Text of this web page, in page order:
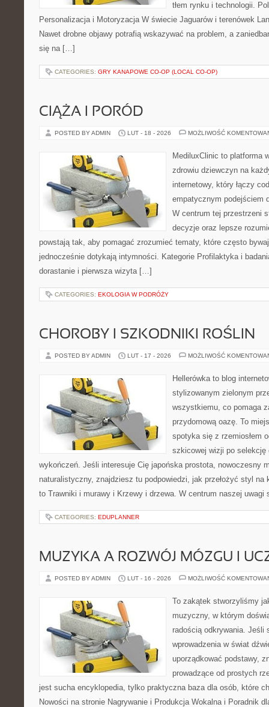
tłem rynku i technologii.
Personalizacja i Motoryzacja W świecie Jaguarów i terenówek
Nawet drobne objawy potrafią wskazywać na problem, a
się na […]
CATEGORIES: GRY KANAPOWE CO-OP (LOCAL CO-OP)
CIĄŻA I PORÓD
POSTED BY ADMIN LUT - 18 - 2026 MOŻLIWOŚĆ
MediluxClinic to platforma
zdrowiu dziewczyn na
internetowy, który łączy
empatycznym podejściem
W centrum tej przestrzeni
decyzje oraz lepsze
powstają tak, aby pomagać zrozumieć tematy, które często
jednocześnie dotykają intymności. Kategorie Profilaktyka i
dorastanie i pierwsza wizyta […]
CATEGORIES: EKOLOGIA W PODRÓŻY
CHOROBY I SZKODNIKI ROŚLIN
POSTED BY ADMIN LUT - 17 - 2026 MOŻLIWOŚĆ
Hellerówka to blog
stylizowanym zielonym
wszystkiemu, co pomaga
przydomową oazę. To
spotyka się z rzemiosłem
szkicowej wizji po selekcję
wykończeń. Jeśli interesuje Cię japońska prostota, nowoczesny
naturalistyczny, znajdziesz tu podpowiedzi, jak przełożyć styl na
to Trawniki i murawy i Krzewy i drzewa. W centrum naszej
CATEGORIES: EDUPLANNER
MUZYKA A ROZWÓJ MÓZGU I
POSTED BY ADMIN LUT - 16 - 2026 MOŻLIWOŚĆ
To zakątek stworzyliśmy
muzyczny, w którym
radością odkrywania. Jeśli
wprowadzenia w świat
uporządkować podstawy,
prowadzące od prostych
jest sucha encyklopedia, tylko praktyczna baza dla osób, które
Nowości na stronie Nagrywanie i Produkcja Wokalna i Poradnik